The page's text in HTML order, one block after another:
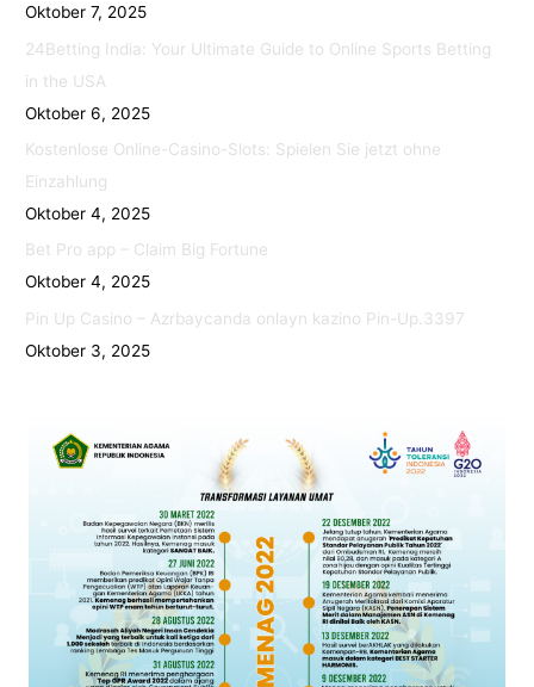
Oktober 7, 2025
24Betting India: Your Ultimate Guide to Online Sports Betting
in the USA
Oktober 6, 2025
Kostenlose Online-Casino-Slots: Spielen Sie jetzt ohne
Einzahlung
Oktober 4, 2025
Bet Pro app – Claim Big Fortune
Oktober 4, 2025
Pin Up Casino – Azrbaycanda onlayn kazino Pin-Up.3397
Oktober 3, 2025